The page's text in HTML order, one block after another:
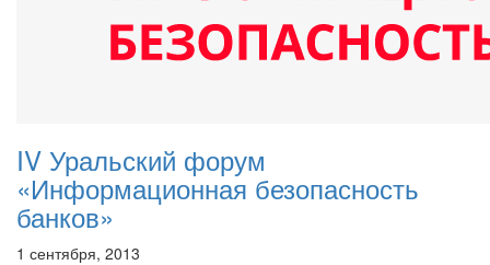
IV Уральский форум
«Информационная безопасность
банков»
1 сентября, 2013